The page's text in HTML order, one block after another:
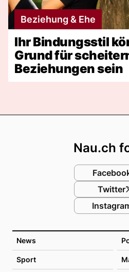
Beziehung & Ehe
Ihr Bindungsstil
Grund für
Beziehungen sein
News
Sport
Nau.ch
Twitter